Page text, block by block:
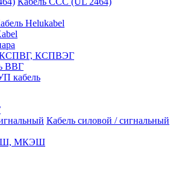
Helukabel
КСПВЭГ
ВВГ
кабель
Кабель силовой / сигнальный
МКЭШ